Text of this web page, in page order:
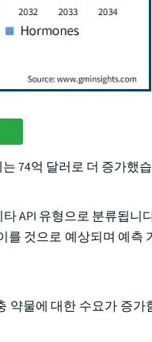
74억 달러로 더 증가했
API 유형으로 분류됩니
를 것으로 예상되며 예측
약물에 대한 수요가 증가